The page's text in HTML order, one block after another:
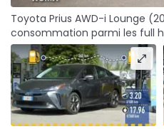
Toyota Prius AWD-i Lounge
consommation parmi les full